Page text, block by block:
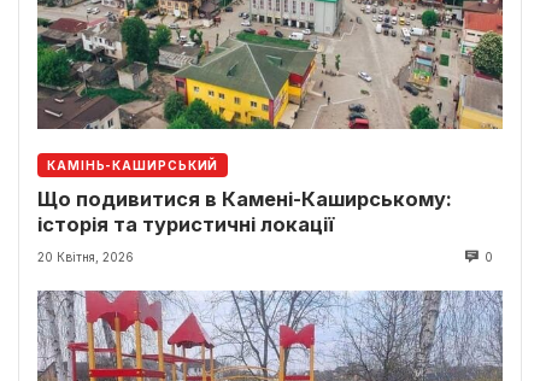
КАМІНЬ-КАШИРСЬКИЙ
Що подивитися в Камені-Каширському:
історія та туристичні локації
20 Квітня, 2026 0